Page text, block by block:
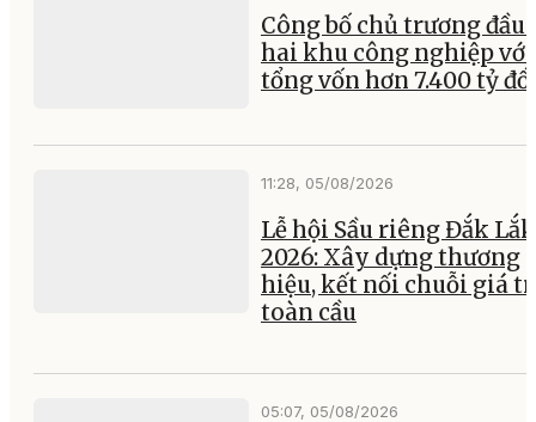
Công bố chủ trương đầu
hai khu công nghiệp với
tổng vốn hơn 7.400 tỷ
11:28, 05/08/2026
Lễ hội Sầu riêng Đắk Lắk
2026: Xây dựng thương
hiệu, kết nối chuỗi giá
toàn cầu
05:07, 05/08/2026